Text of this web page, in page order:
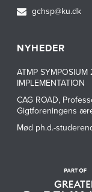
gchsp@ku.dk
NYHEDER
ATMP
IMPLEMENTATION
CAG ROAD,
Gigtforeningens
Mød ph.d.-